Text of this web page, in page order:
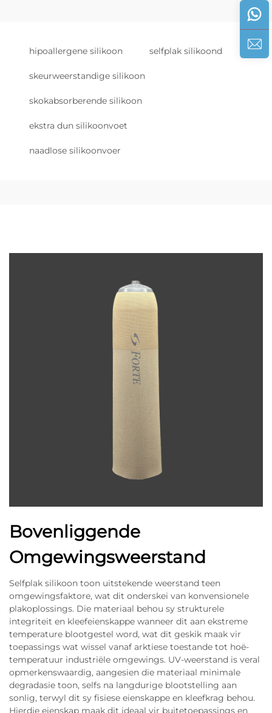
hipoallergene silikoon selfplak silikoond
skeurweerstandige silikoon
skokabsorberende silikoon
ekstra dun silikoonvoet
naadlose silikoonvoer
Bovenliggende
Omgewingsweerstand
Selfplak silikoon toon uitstekende weerstand teen
omgewingsfaktore, wat dit onderskei van konvensionele
plakoplossings. Die materiaal behou sy strukturele
integriteit en kleefeienskappe wanneer dit aan ekstreme
temperature blootgestel word, wat dit geskik maak vir
toepassings wat wissel vanaf arktiese toestande tot hoë-
temperatuur industriële omgewings. UV-weerstand is veral
opmerkenswaardig, aangesien die materiaal minimale
degradasie toon, selfs na langdurige blootstelling aan
sonlig, terwyl dit sy fisiese eienskappe en kleefkrag behou.
Hierdie eienskap maak dit ideaal vir buitetoepassings en